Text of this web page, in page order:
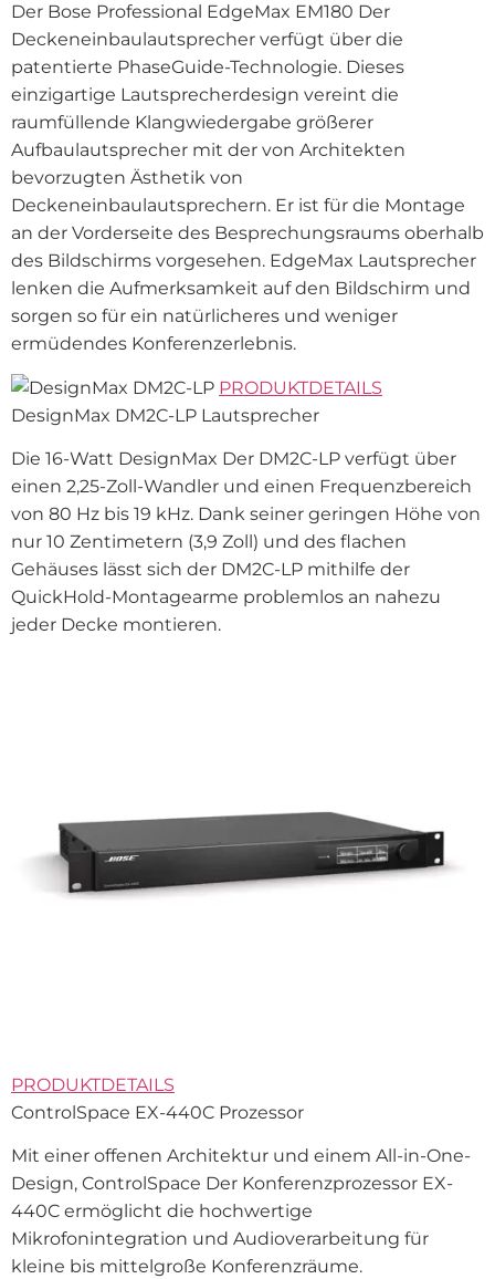
Der Bose Professional EdgeMax EM180 Der
Deckeneinbaulautsprecher verfügt über die
patentierte PhaseGuide-Technologie. Dieses
einzigartige Lautsprecherdesign vereint die
raumfüllende Klangwiedergabe größerer
Aufbaulautsprecher mit der von Architekten
bevorzugten Ästhetik von
Deckeneinbaulautsprechern. Er ist für die Montage
an der Vorderseite des Besprechungsraums oberhalb
des Bildschirms vorgesehen. EdgeMax Lautsprecher
lenken die Aufmerksamkeit auf den Bildschirm und
sorgen so für ein natürlicheres und weniger
ermüdendes Konferenzerlebnis.
PRODUKTDETAILS
DesignMax DM2C-LP Lautsprecher
Die 16-Watt DesignMax Der DM2C-LP verfügt über
einen 2,25-Zoll-Wandler und einen Frequenzbereich
von 80 Hz bis 19 kHz. Dank seiner geringen Höhe von
nur 10 Zentimetern (3,9 Zoll) und des flachen
Gehäuses lässt sich der DM2C-LP mithilfe der
QuickHold-Montagearme problemlos an nahezu
jeder Decke montieren.
PRODUKTDETAILS
ControlSpace EX-440C Prozessor
Mit einer offenen Architektur und einem All-in-One-
Design, ControlSpace Der Konferenzprozessor EX-
440C ermöglicht die hochwertige
Mikrofonintegration und Audioverarbeitung für
kleine bis mittelgroße Konferenzräume.